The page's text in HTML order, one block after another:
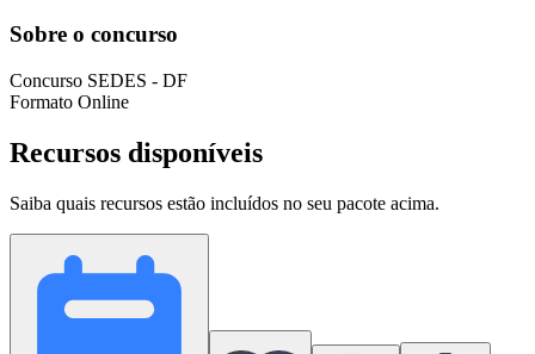
Sobre o concurso
Concurso SEDES - DF
Formato Online
Recursos disponíveis
Saiba quais recursos estão incluídos no seu pacote acima.